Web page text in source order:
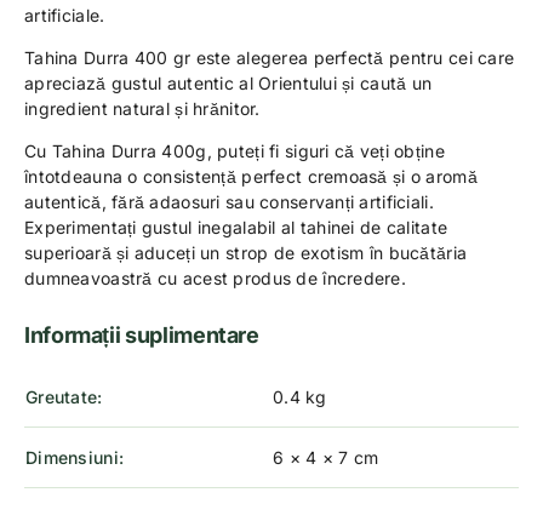
artificiale.
Tahina Durra 400 gr este alegerea perfectă pentru cei care
apreciază gustul autentic al Orientului și caută un
ingredient natural și hrănitor.
Cu Tahina Durra 400g, puteți fi siguri că veți obține
întotdeauna o consistență perfect cremoasă și o aromă
autentică, fără adaosuri sau conservanți artificiali.
Experimentați gustul inegalabil al tahinei de calitate
superioară și aduceți un strop de exotism în bucătăria
dumneavoastră cu acest produs de încredere.
Informații suplimentare
Greutate 0.4 kg
Dimensiuni 6 × 4 × 7 cm